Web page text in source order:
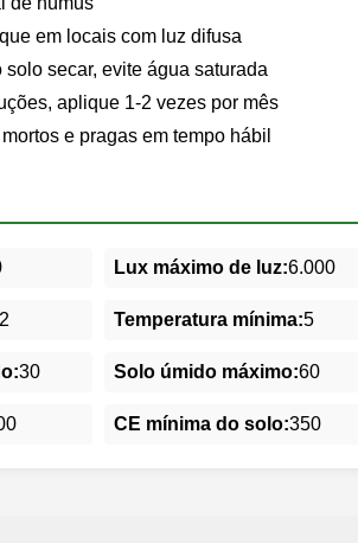
em locais com luz difusa
secar, evite água saturada
aplique 1-2 vezes por mês
e pragas em tempo hábil
Lux máximo de luz:6.000
Temperatura mínima:5
30 Solo úmido máximo:60
CE mínima do solo:350